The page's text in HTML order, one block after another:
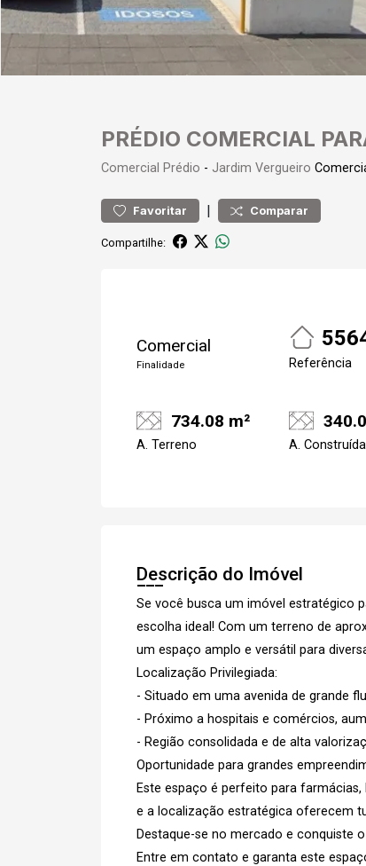
PRÉDIO COMERCIAL
Comercial Prédio - Jardim Vergueiro
Favoritar | Comparar
Compartilhe:
Comercial
Finalidade Referência
734.08 m²
A. Terreno A. Construída
Descrição do Imóvel
Se você busca um imóvel estratégico
escolha ideal! Com um terreno de
um espaço amplo e versátil para
Localização Privilegiada:
- Situado em uma avenida de grande
- Próximo a hospitais e comércios,
- Região consolidada e de alta
Oportunidade para grandes
Este espaço é perfeito para
e a localização estratégica oferecem
Destaque-se no mercado e conquiste
Entre em contato e garanta este